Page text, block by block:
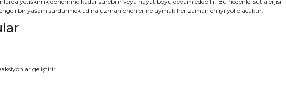
bir yaşam sürdürmek adına uzman önerilerine uymak her zaman en iyi yol olacaktır.
geliştirir.